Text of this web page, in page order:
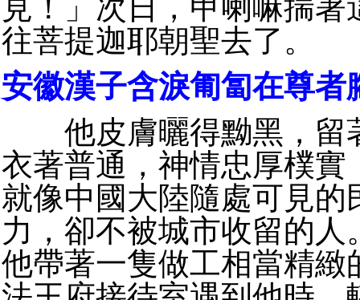
見！」次日，甲喇嘛揣著
往菩提迦耶朝聖去了。
安徽漢子含淚匍匐在尊者
他皮膚曬得黝黑，留
衣著普通，神情忠厚樸實
就像中國大陸隨處可見的
力，卻不被城市收留的人
他帶著一隻做工相當精緻